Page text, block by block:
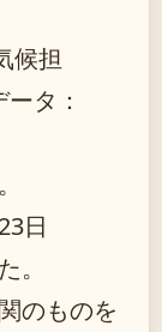
候担
タ：
日
。
のものを